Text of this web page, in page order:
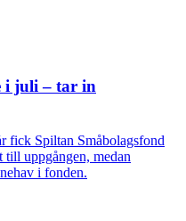
i juli – tar in
fick Spiltan Småbolagsfond
uppgången, medan
i fonden.